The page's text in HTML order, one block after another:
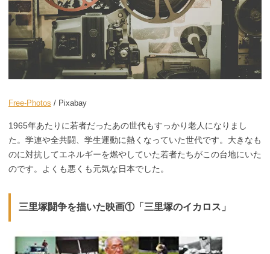
Free-Photos / Pixabay
1965年あたりに若者だったあの世代もすっかり老人になりまし
た。学連や全共闘、学生運動に熱くなっていた世代です。大きなも
のに対抗してエネルギーを燃やしていた若者たちがこの台地にいた
のです。よくも悪くも元気な日本でした。
三里塚闘争を描いた映画①「三里塚のイカロス」